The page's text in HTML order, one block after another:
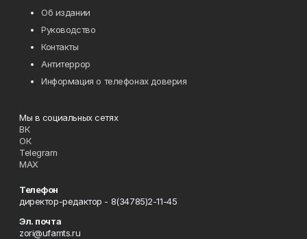
Об издании
Руководство
Контакты
Антитеррор
Информация о телефонах доверия
Мы в социальных сетях
ВК
ОК
Telegram
MAX
Телефон
директор-редактор - 8(34785)2-11-45
Эл. почта
zori@ufamts.ru